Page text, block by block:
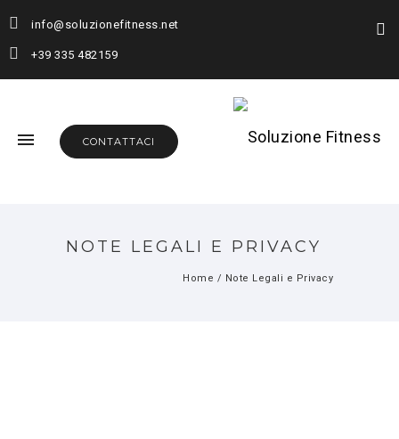
info@soluzionefitness.net
+39 335 482159
CONTATTACI
NOTE LEGALI E PRIVACY
Home / Note Legali e Privacy